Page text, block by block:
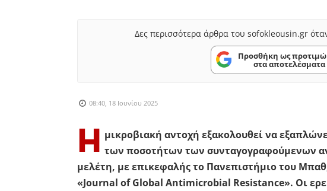
Δες περισσότερα άρθρα του sofokleousin.gr
Προσθήκη ως
στα αποτελέσματα
08:40, 18 Ιουνίου 2025
Η
μικροβιακή αντοχή εξακολουθεί να
των ποσοτήτων των συνταγογραφούμενων
μελέτη, με επικεφαλής το Πανεπιστήμιο του
«Journal of Global Antimicrobial Resistance». Οι